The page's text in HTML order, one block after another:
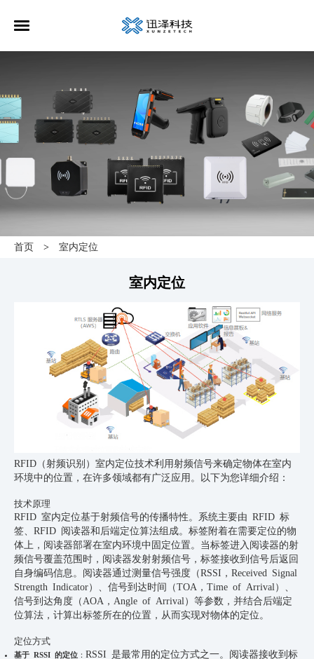
首页 > 室内定位
室内定位
RFID（射频识别）室内定位技术利用射频信号来确定物体在室内
环境中的位置，在许多领域都有广泛应用。以下为您详细介绍：
技术原理
RFID 室内定位基于射频信号的传播特性。系统主要由RFID 标
签、RFID 阅读器和后端定位算法组成。标签附着在需要定位的物
体上，阅读器部署在室内环境中固定位置。当标签进入阅读器的射
频信号覆盖范围时，阅读器发射射频信号，标签接收到信号后返回
自身编码信息。阅读器通过测量信号强度（RSSI，Received Signal
Strength Indicator）、信号到达时间（TOA，Time of Arrival）、
信号到达角度（AOA，Angle of Arrival）等参数，并结合后端定
位算法，计算出标签所在的位置，从而实现对物体的定位。
定位方式
基于 RSSI 的定位 ： RSSI 是最常用的定位方式之一。阅读器接收到标